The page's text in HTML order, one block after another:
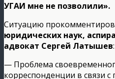
УГАИ мне не позволили».
Ситуацию
юридических наук,
адвокат Сергей Латышев:
— Проблема
корреспонденции в связи